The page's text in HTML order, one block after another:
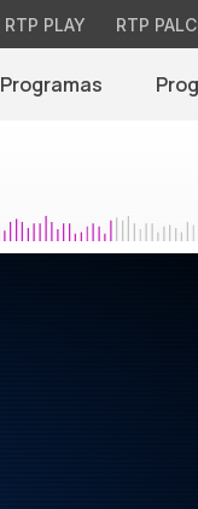
RTP PLAY RTP
Programas